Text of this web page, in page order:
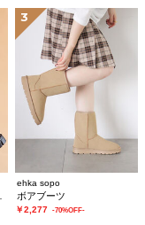
3
ehka sopo
ボアブーツ
￥2,277 -70%OFF-